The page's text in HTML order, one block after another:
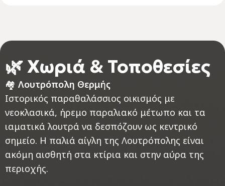
🌿 Χωριά & Τοποθεσίες
🏘️ Λουτρόπολη Θερμής
Ιστορικός παραθαλάσσιος οικισμός με
νεοκλασικά, ήρεμο παραλιακό μέτωπο και τα
ιαματικά λουτρά να δεσπόζουν ως κεντρικό
σημείο. Η παλιά αίγλη της Λουτρόπολης είναι
ακόμη αισθητή στα κτίρια και στην αύρα της
περιοχής.